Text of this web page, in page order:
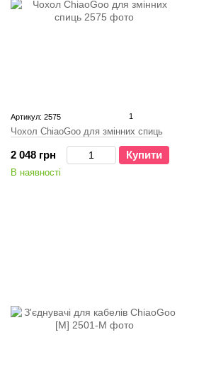
Артикул: 2575 1
Чохол ChiaoGoo для змінних спиць
2 048 грн Купити
В наявності